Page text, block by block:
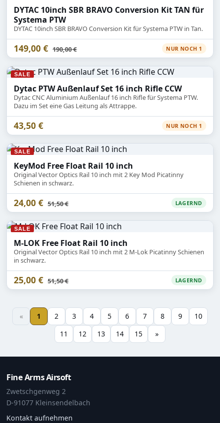
DYTAC 10inch SBR BRAVO Conversion Kit TAN für
Systema PTW
DYTAC 10inch SBR BRAVO Conversion Kit für Systema PTW in Tan.
149,00 € Statt
190,00 € NUR NOCH 1
SALE
Dytac PTW Außenlauf Set 16 inch Rifle CCW
Dytac CNC Aluminium Außenlauf 16 inch Rifle für Systema PTW.
Dazu im Set eine Gas Leitung als Attrappe.
43,50 € NUR NOCH 1
SALE
KeyMod Free Float Rail 10 inch
Original Vector Optics Rail 10 inch mit 2 Key Mod Picatinny
Schienen in schwarz.
24,00 € Statt
51,50 € LAGERND
SALE
M-LOK Free Float Rail 10 inch
Original Vector Optics Rail 10 inch mit 2 M-Lok Picatinny Schienen
in schwarz.
25,00 € Statt
51,50 € LAGERND
« 1 2 3 4 5 6 7 8 9
10
11
12 13 14 15 »
Fine Arms Airsoft
Zwetschgenweg 2
D-91077 Kleinsendelbach
Kontakt aufnehmen